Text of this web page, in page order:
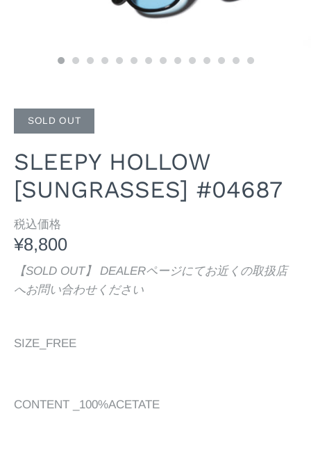
SOLD OUT
SLEEPY HOLLOW
[SUNGRASSES] #04687
税込価格
¥8,800
【SOLD OUT】 DEALERページにてお近くの取扱店
へお問い合わせください
SIZE_FREE
CONTENT _100%ACETATE